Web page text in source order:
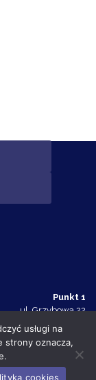
Punkt 1
ul. Grzybowa 22
Police 72-010
tel. 91 455 70 32
Punkt 2
Police 72-010
usługi na
strony oznacza,
cookies